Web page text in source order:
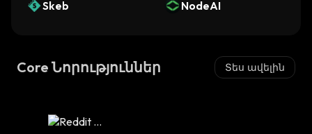
Skeb NodeAI
Core Նորություններ Տես ավելին